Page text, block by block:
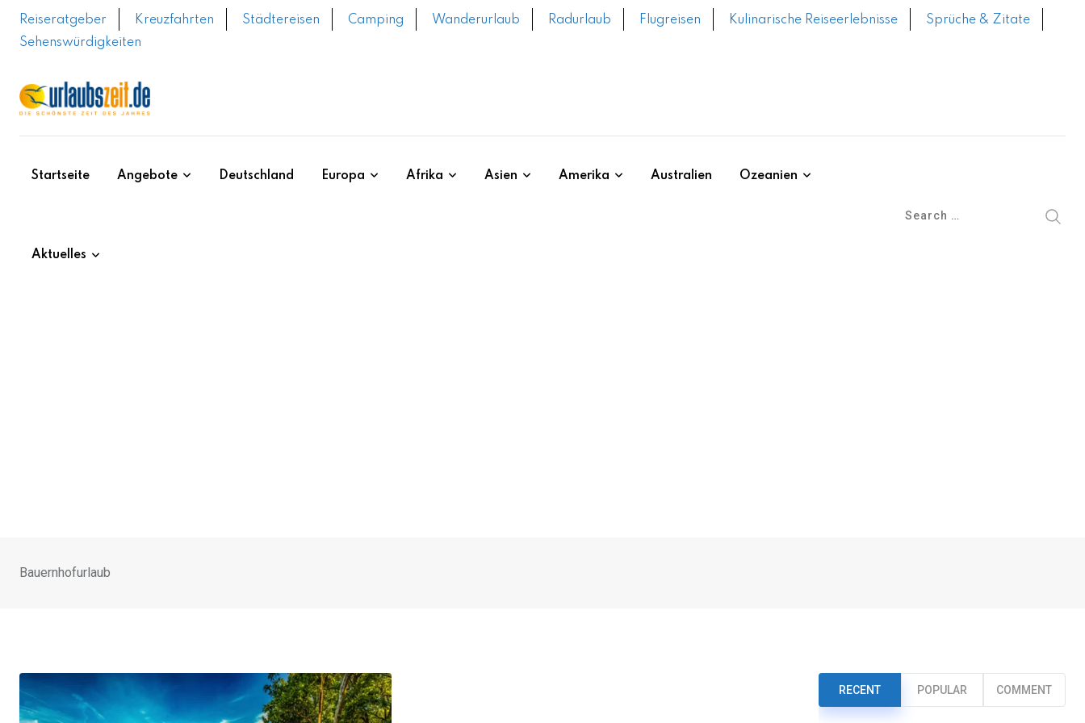
Skip
Reiseratgeber Kreuzfahrten Städtereisen Camping Wanderurlaub Radurlaub Flugreisen Kulinarische Reiseerlebnisse
Sprüche & Zitate
Sehenswürdigkeiten
Startseite Angebote Deutschland Europa Afrika Asien Amerika Australien Ozeanien
Aktuelles
Bauernhofurlaub
RECENT POPULAR COMMENT